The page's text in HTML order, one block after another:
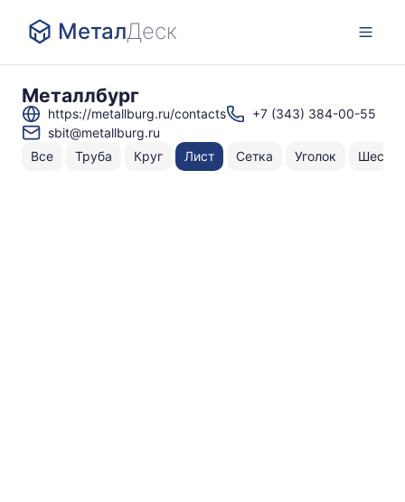
МеталДеск
Металлбург
https://metallburg.ru/contacts
+7 (343) 384-00-55
sbit@metallburg.ru
Все
Труба Круг Лист Сетка Уголок